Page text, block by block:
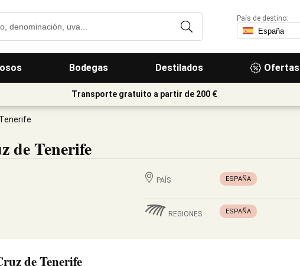
Bodegas Destilados Ofertas
País de destino:
Transporte gratuito a partir de 200 €
de Tenerife
PAÍS ESPAÑA
REGIONES ESPAÑA
de Tenerife